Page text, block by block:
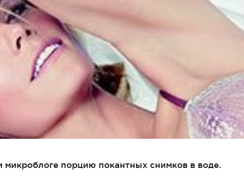
порцию покантных снимков в воде.